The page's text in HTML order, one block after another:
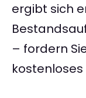
ergibt sich
– fordern